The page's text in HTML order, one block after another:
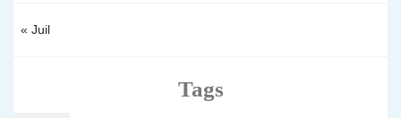
« Juil
Tags